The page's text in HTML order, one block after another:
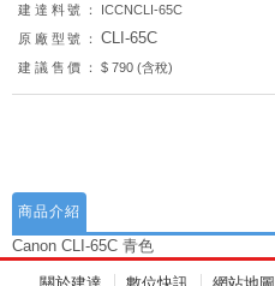
建達料號：
ICCNCLI-65C
原廠型號：
CLI-65C
建議售價： $ 790 (含稅)
商品介紹
Canon CLI-65C 青色